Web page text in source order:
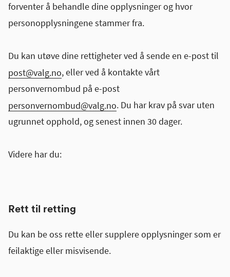
forventer å behandle dine opplysninger og hvor
personopplysningene stammer fra.
Du kan utøve dine rettigheter ved å sende en e-post til
post@valg.no, eller ved å kontakte vårt
personvernombud på e-post
personvernombud@valg.no. Du har krav på svar uten
ugrunnet opphold, og senest innen 30 dager.
Videre har du:
Rett til retting
Du kan be oss rette eller supplere opplysninger som er
feilaktige eller misvisende.